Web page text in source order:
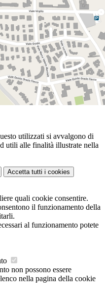
utilizzati si avvalgono di
utili alle finalità illustrate nella
Accetta tutti i cookies
quali cookie consentire.
il funzionamento della
al funzionamento potete
non possono essere
nella pagina della cookie